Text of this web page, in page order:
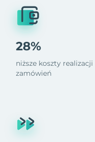
28%
niższe koszty realizacji
zamówień